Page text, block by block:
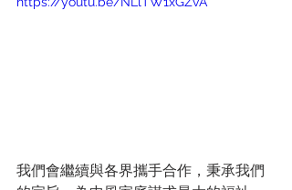
我們會繼續與各界攜手合作，秉承我們